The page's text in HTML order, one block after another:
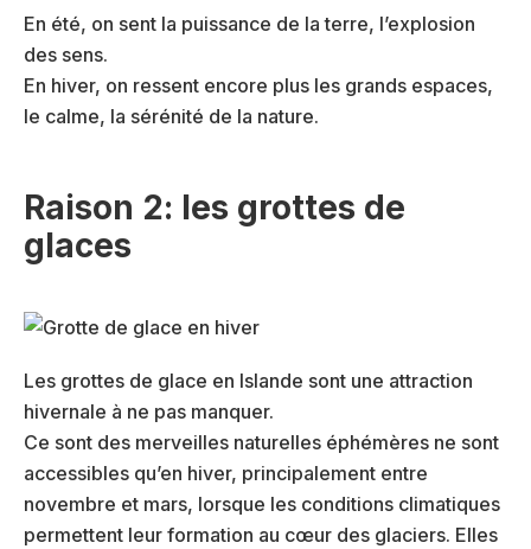
En été, on sent la puissance de la terre, l’explosion
des sens.
En hiver, on ressent encore plus les grands espaces,
le calme, la sérénité de la nature.
Raison 2: les grottes de
glaces
Les grottes de glace en Islande sont une attraction
hivernale à ne pas manquer.
Ce sont des merveilles naturelles éphémères ne sont
accessibles qu’en hiver, principalement entre
novembre et mars, lorsque les conditions climatiques
permettent leur formation au cœur des glaciers. Elles